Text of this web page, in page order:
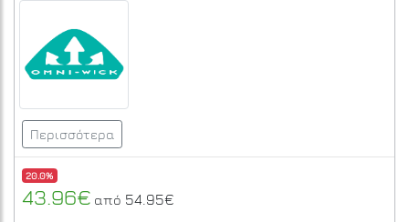
Περισσότερα
20.0%
43.96€ από 54.95€